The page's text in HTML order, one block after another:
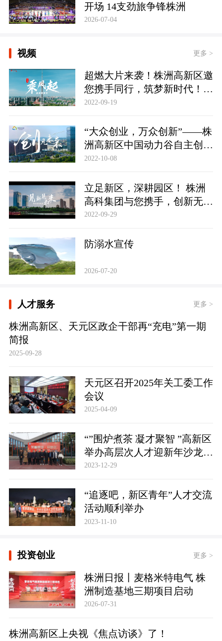
开场 14支劲旅争锋株洲
2026-07-04
视频 更多 >
超燃大片来袭！株洲高新区邀
您携手同行，筑梦新时代！株
洲高新区招商形象宣传片《乘
2022-09-19
“大众创业，万众创新”——株
洲高新区中国动力谷自主创新
园，踏波而歌，逐浪前行。
2022-10-08
立足新区，深耕园区！ 株洲
高科集团与您携手，创新无
限，共建未来！
2022-09-29
防溺水宣传
2026-07-20
人才服务 更多 >
株洲高新区、天元区政企干部再“充电”第一期
简报
2025-09-28
天元区召开2025年关工委工作
会议
2025-04-09
“”围炉煮茶 凝才聚智 ”高新区
举办高层次人才迎新年沙龙活
动
2023-12-29
“追逐吧，新区青年”人才交流
活动顺利举办
2023-11-10
投资创业 更多 >
株洲日报丨麦格米特电气 株
洲制造基地三期项目启动
2026-07-31
株洲高新区上央视《焦点访谈》了！